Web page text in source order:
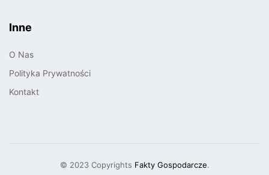
Inne
O Nas
Polityka Prywatności
Kontakt
© 2023 Copyrights Fakty Gospodarcze.